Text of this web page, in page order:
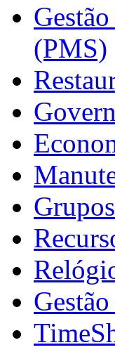
(PMS)